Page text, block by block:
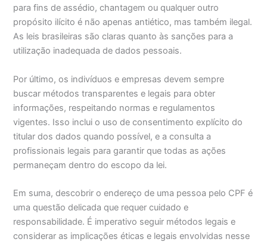
para fins de assédio, chantagem ou qualquer outro
propósito ilícito é não apenas antiético, mas também ilegal.
As leis brasileiras são claras quanto às sanções para a
utilização inadequada de dados pessoais.
Por último, os indivíduos e empresas devem sempre
buscar métodos transparentes e legais para obter
informações, respeitando normas e regulamentos
vigentes. Isso inclui o uso de consentimento explícito do
titular dos dados quando possível, e a consulta a
profissionais legais para garantir que todas as ações
permaneçam dentro do escopo da lei.
Em suma, descobrir o endereço de uma pessoa pelo CPF é
uma questão delicada que requer cuidado e
responsabilidade. É imperativo seguir métodos legais e
considerar as implicações éticas e legais envolvidas nesse